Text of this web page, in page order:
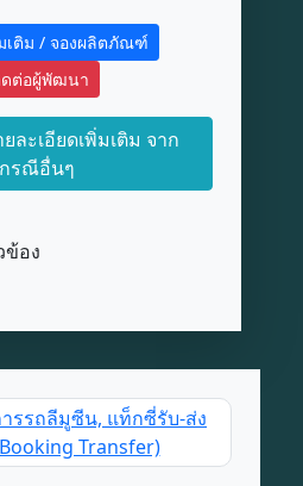
เติม / จองผลิตภัณฑ์
ต่อผู้พัฒนา
ละเอียดเพิ่มเติม จาก
กรณีอื่นๆ
ข้อง